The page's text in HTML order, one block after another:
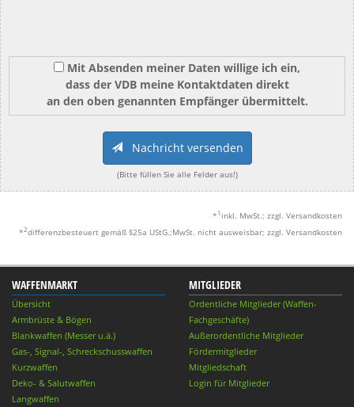
Mit Absenden meiner Daten willige ich ein,
dass der VDB meine Kontaktdaten direkt
an den oben genannten Empfänger übermittelt.
Nachricht versenden
(Bitte füllen Sie alle Felder aus!)
* 1 inkl. MwSt.; zzgl. Versandkosten
*2differenzbesteuert gemäß §25a UStG.;MwSt. nicht ausweisbar; zzgl. Versandkosten
WAFFENMARKT
Übersicht
Armbrüste & Bögen
Blankwaffen (Messer u.ä.)
Gas-, Signal-, Schreckschusswaffen
Kurzwaffen
Deko- & Salutwaffen
Langwaffen
MITGLIEDER
Ordentliche Mitglieder (Waffen-
Fachgeschäfte)
Außerordentliche Mitglieder
Fördermitglieder
Mitgliedschaft
Login für Mitglieder